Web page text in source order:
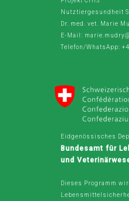
Nutztiergesundheit
Dr. med. vet. Marie
E-Mail:
Telefon/WhatsApp:
Eidgenössisches
Bundesamt für
und
Dieses Programm